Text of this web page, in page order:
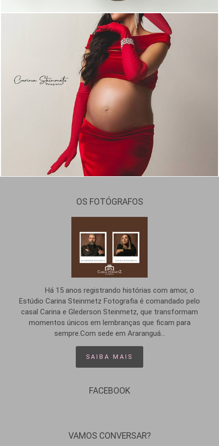
1380
OS FOTÓGRAFOS
Há 15 anos registrando histórias com amor, o
Estúdio Carina Steinmetz Fotografia é comandado pelo
casal Carina e Glederson Steinmetz, que transformam
momentos únicos em lembranças que ficam para
sempre.Com sede em Araranguá...
SAIBA MAIS
FACEBOOK
VAMOS CONVERSAR?